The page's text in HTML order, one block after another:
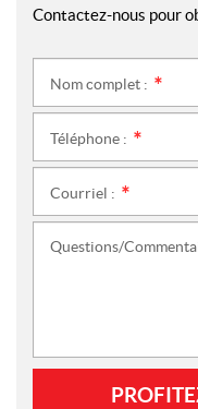
Contactez-nous pour
Nom complet :
Téléphone :
Courriel :
Questions/